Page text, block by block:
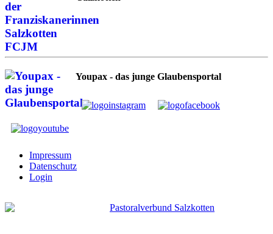
Youpax - das junge Glaubensportal
Impressum
Datenschutz
Login